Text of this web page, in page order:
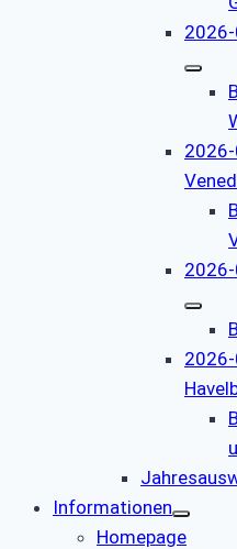
2026-
2026-
2026-
Informationen
Homepage